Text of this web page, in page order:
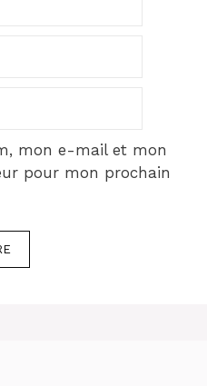
mon e-mail et mon
pour mon prochain